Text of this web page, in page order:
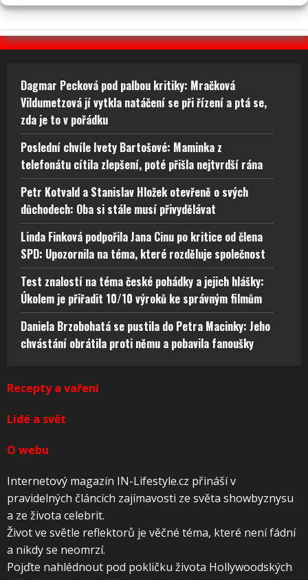
Dagmar Pecková pod palbou kritiky: Mračková
Vildumetzová jí vytkla natáčení se při řízení a ptá se,
zda je to v pořádku
Poslední chvíle Ivety Bartošové: Maminka z
telefonátu cítila zlepšení, poté přišla nejtvrdší rána
Petr Kotvald a Stanislav Hložek otevřeně o svých
důchodech: Oba si stále musí přivydělávat
Linda Finková podpořila Jana Cinu po kritice od člena
SPD: Upozornila na téma, které rozděluje společnost
Test znalostí na téma české pohádky a jejich hlášky:
Úkolem je přiřadit 10/10 výroků ke správným filmům
Daniela Brzobohatá se pustila do Petra Macinky: Jeho
chvástání obrátila proti němu a pobavila fanoušky
Recepty a vaření
Lidé a svět
O webu
Internetový magazín IN-Lifestyle.cz přináší v
pravidelných článcích zajímavosti ze světa showbyznysu
a ze života celebrit.
Život ve světle reflektorů je věčné téma, které není fádní
a nikdy se neomrzí.
Pojďte nahlédnout pod pokličku života Hollywoodských